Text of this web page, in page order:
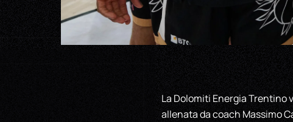
La Dolomiti Energia Trentino
allenata da coach Massimo